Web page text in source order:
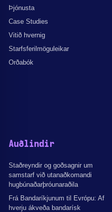
Þjónusta
Case Studies
Vitið hvernig
Starfsferilmöguleikar
Orðabók
Auðlindir
Staðreyndir og goðsagnir um
samstarf við utanaðkomandi
hugbúnaðarþróunaraðila
Frá Bandaríkjunum til Evrópu: Af
hverju ákveða bandarísk